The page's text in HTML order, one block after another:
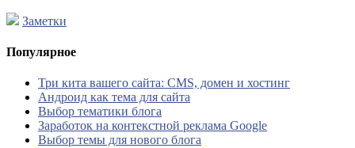
Заметки
Популярное
Три кита вашего сайта: CMS, домен и хостинг
Андроид как тема для сайта
Выбор тематики блога
Заработок на контекстной реклама Google
Выбор темы для нового блога